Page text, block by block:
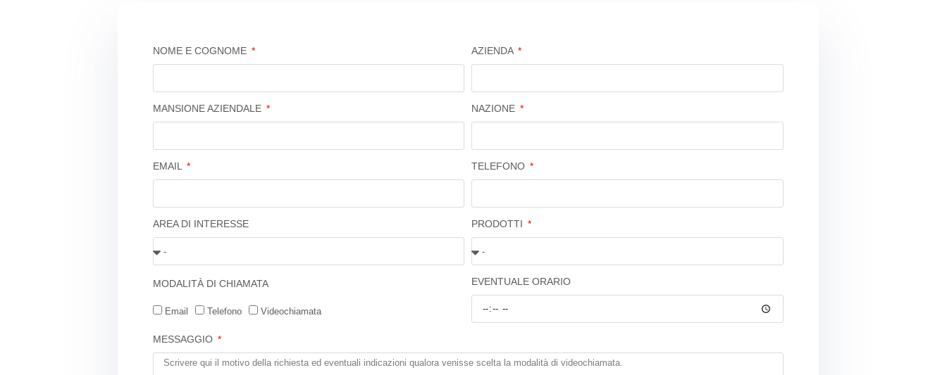
NOME E COGNOME AZIENDA
MANSIONE AZIENDALE NAZIONE
EMAIL TELEFONO
AREA DI INTERESSE PRODOTTI
MODALITÀ DI CHIAMATA
Email Telefono Videochiamata
EVENTUALE ORARIO
MESSAGGIO